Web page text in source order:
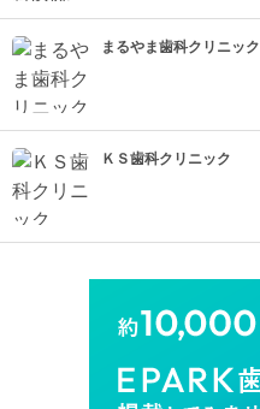
まるやま歯科クリニック
ＫＳ歯科クリニック